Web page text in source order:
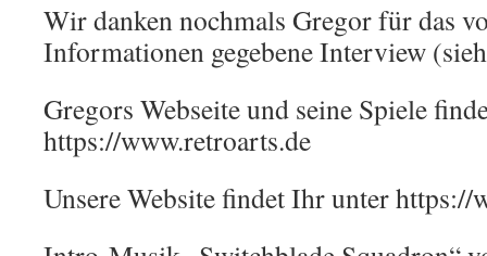
Wir danken nochmals Gregor für das
Informationen gegebene Interview
Gregors Webseite und seine Spiele
https://www.retroarts.de
Unsere Website findet Ihr unter https://